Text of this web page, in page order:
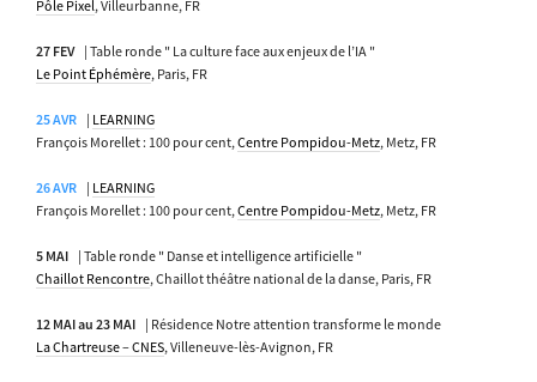
Pôle Pixel, Villeurbanne, FR
27 FEV | Table ronde " La culture face aux enjeux de l’IA "
Le Point Éphémère, Paris, FR
25 AVR | LEARNING
François Morellet : 100 pour cent,Centre Pompidou-Metz, Metz, FR
26 AVR | LEARNING
François Morellet : 100 pour cent,Centre Pompidou-Metz, Metz, FR
5 MAI | Table ronde " Danse et intelligence artificielle "
Chaillot Rencontre, Chaillot théâtre national de la danse, Paris, FR
12 MAI au 23 MAI | Résidence Notre attention transforme le monde
La Chartreuse – CNES, Villeneuve-lès-Avignon, FR